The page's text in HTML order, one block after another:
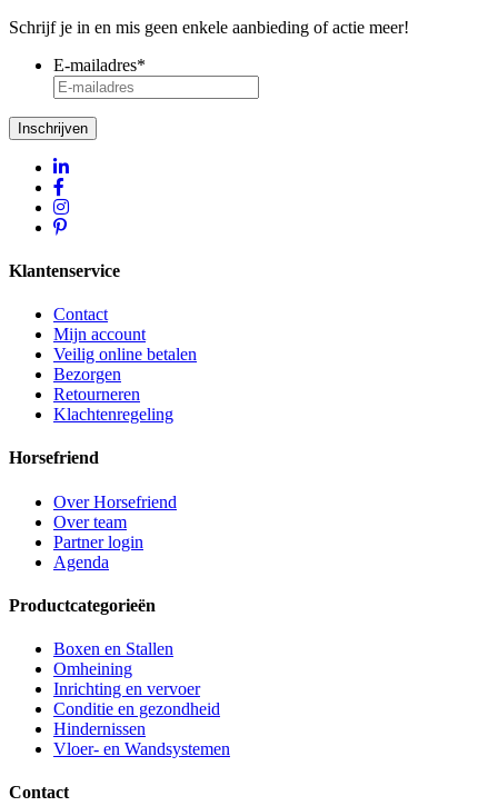
Schrijf je in en mis geen enkele aanbieding of actie meer!
E-mailadres*
Inschrijven
Klantenservice
Contact
Mijn account
Veilig online betalen
Bezorgen
Retourneren
Klachtenregeling
Horsefriend
Over Horsefriend
Over team
Partner login
Agenda
Productcategorieën
Boxen en Stallen
Omheining
Inrichting en vervoer
Conditie en gezondheid
Hindernissen
Vloer- en Wandsystemen
Contact